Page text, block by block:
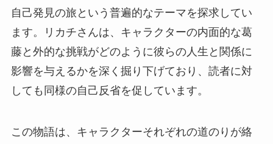
自己発見の旅という普遍的なテーマを探求してい
ます。リカチさんは、キャラクターの内面的な葛
藤と外的な挑戦がどのように彼らの人生と関係に
影響を与えるかを深く掘り下げており、読者に対
しても同様の自己反省を促しています。
この物語は、キャラクターそれぞれの道のりが絡